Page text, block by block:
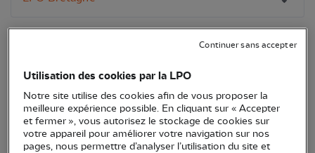
Utilisation des cookies par la LPO
Notre site utilise des cookies afin de vous proposer la
meilleure expérience possible. En cliquant sur « Accepter
et fermer », vous autorisez le stockage de cookies sur
votre appareil pour améliorer votre navigation sur nos
pages, nous permettre d’analyser l’utilisation du site et
Continuer sans accepter